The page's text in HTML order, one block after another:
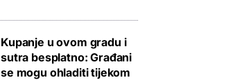
Kupanje u ovom gradu i
sutra besplatno: Građani
se mogu ohladiti tijekom